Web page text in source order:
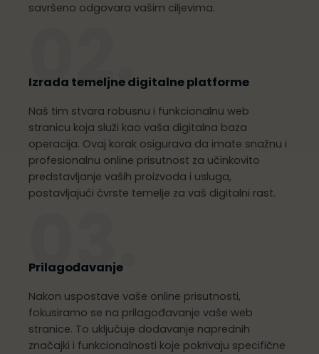
savršeno odgovara vašim ciljevima.
02.
Izrada temeljne digitalne platforme
Naš tim stvara robusnu i funkcionalnu web
stranicu koja služi kao vaša digitalna baza
operacija. Ovaj korak osigurava da imate snažnu i
profesionalnu online prisutnost za učinkovito
predstavljanje vaših proizvoda i usluga,
postavljajući čvrste temelje za vaš digitalni rast.
03.
Prilagođavanje
Nakon uspostave vaše online prisutnosti,
fokusiramo se na prilagođavanje vaše web
stranice. To uključuje dodavanje naprednih
značajki i funkcionalnosti koje pokrivaju specifične